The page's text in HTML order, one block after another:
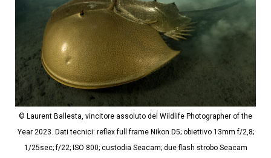
© Laurent Ballesta, vincitore assoluto del Wildlife Photographer of the
Year 2023. Dati tecnici: reflex full frame Nikon D5; obiettivo 13mm f/2,8;
1/25sec; f/22; ISO 800; custodia Seacam; due flash strobo Seacam